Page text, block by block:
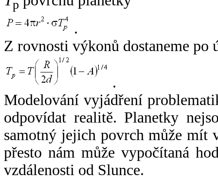
p
.
Z rovnosti výkonů dostaneme po
.
Modelování vyjádření
odpovídat realitě. Planetky
samotný jejich povrch může mít
přesto nám může vypočítaná
vzdálenosti od Slunce.